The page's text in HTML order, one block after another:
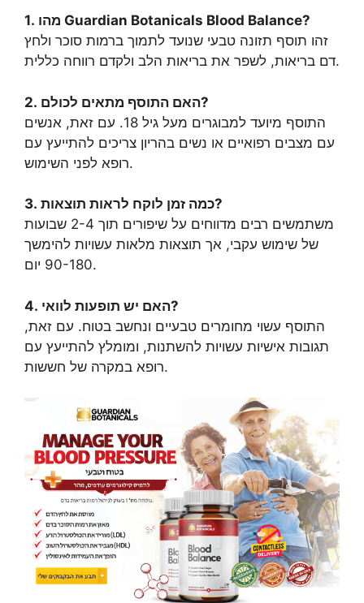
1. מהו Guardian Botanicals Blood Balance?
זהו תוסף תזונה טבעי שנועד לתמוך ברמות סוכר ולחץ
דם בריאות, לשפר את בריאות הלב ולקדם רווחה כללית.
2. האם התוסף מתאים לכולם?
התוסף מיועד למבוגרים מעל גיל 18. עם זאת, אנשים
עם מצבים רפואיים או נשים בהריון צריכים להתייעץ עם
רופא לפני השימוש.
3. כמה זמן לוקח לראות תוצאות?
משתמשים רבים מדווחים על שיפורים תוך 2-4 שבועות
של שימוש עקבי, אך תוצאות מלאות עשויות להימשך
90-180 יום.
4. האם יש תופעות לוואי?
התוסף עשוי מחומרים טבעיים ונחשב בטוח. עם זאת,
תגובות אישיות עשויות להשתנות, ומומלץ להתייעץ עם
רופא במקרה של חששות.